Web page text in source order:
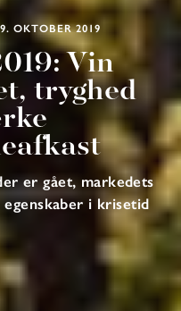
OKTOBER 2019
Vin
tryghed
er gået, markedets
egenskaber i krisetid